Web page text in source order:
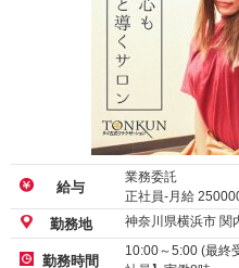
給与
業務委託
正社員-月給
勤務地 神奈川県横浜市 関
勤務時間
10:00～5:00 (最終